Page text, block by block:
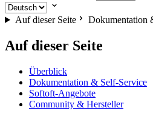
Auf dieser Seite Dokumentation
Auf dieser Seite
Überblick
Dokumentation & Self-Service
Softoft-Angebote
Community & Hersteller